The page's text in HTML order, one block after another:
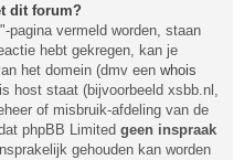
dit forum?
pagina vermeld worden, staan
hebt gekregen, kan je
het domein (dmv een whois
host staat (bijvoorbeeld xsbb.nl,
of misbruik-afdeling van de
phpBB Limited geen inspraak
gehouden kan worden